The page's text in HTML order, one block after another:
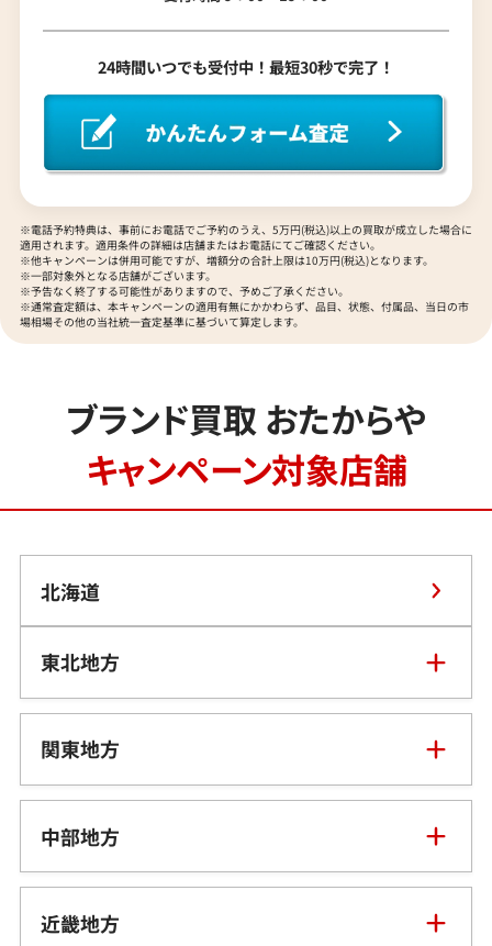
24時間いつでも受付中！最短30秒で完了！
※電話予約特典は、事前にお電話でご予約のうえ、5万円(税込)以上の買取が成立した場合に
適用されます。適用条件の詳細は店舗またはお電話にてご確認ください。
※他キャンペーンは併用可能ですが、増額分の合計上限は10万円(税込)となります。
※一部対象外となる店舗がございます。
※予告なく終了する可能性がありますので、予めご了承ください。
※通常査定額は、本キャンペーンの適用有無にかかわらず、品目、状態、付属品、当日の市
場相場その他の当社統一査定基準に基づいて算定します。
ブランド買取 おたからや
キャンペーン対象店舗
北海道
東北地方
青森県
岩手県
宮城県
関東地方
神奈川県
中部地方
新潟県
近畿地方